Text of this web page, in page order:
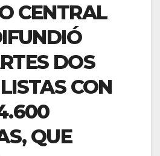
CENTRAL
DOS
CON
QUE